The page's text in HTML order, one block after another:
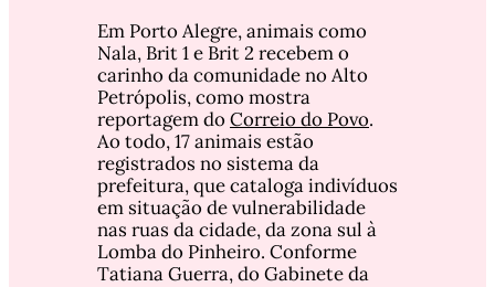
Em Porto Alegre, animais como
Nala, Brit 1 e Brit 2 recebem o
carinho da comunidade no Alto
Petrópolis, como mostra
reportagem do Correio do Povo.
Ao todo, 17 animais estão
registrados no sistema da
prefeitura, que cataloga indivíduos
em situação de vulnerabilidade
nas ruas da cidade, da zona sul à
Lomba do Pinheiro. Conforme
Tatiana Guerra, do Gabinete da